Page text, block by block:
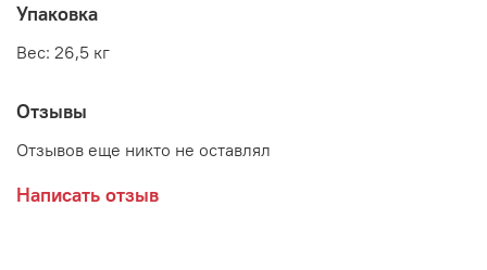
Упаковка
Вес: 26,5 кг
Отзывы
Отзывов еще никто не оставлял
Написать отзыв